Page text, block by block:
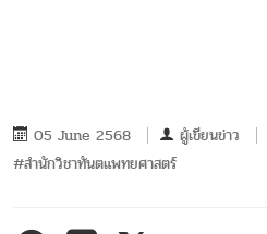
05 June 2568 ผู้เขียนข่าว
#สำนักวิชาทันตแพทยศาสตร์